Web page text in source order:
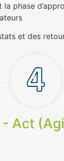
la phase
et des
- Act